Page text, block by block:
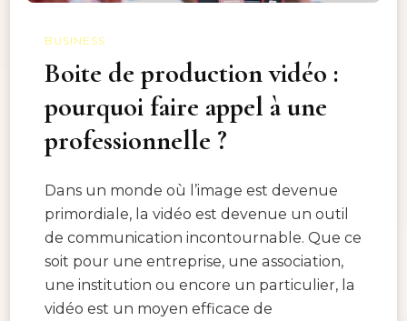
BUSINESS
Boite de production vidéo :
pourquoi faire appel à une
professionnelle ?
Dans un monde où l’image est devenue
primordiale, la vidéo est devenue un outil
de communication incontournable. Que ce
soit pour une entreprise, une association,
une institution ou encore un particulier, la
vidéo est un moyen efficace de